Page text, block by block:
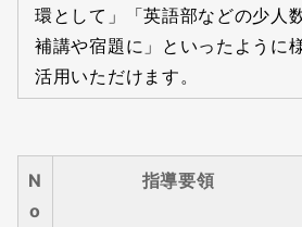
環として」「英語部などの少人
補講や宿題に」といったように
活用いただけます。
N
o
指導要領